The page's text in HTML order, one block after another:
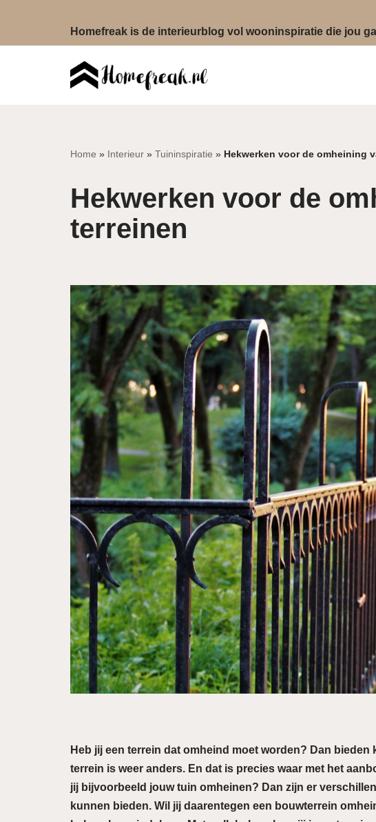
Homefreak is de interieurblog vol wooninspiratie die jou
Home » Interieur » Tuininspiratie » Hekwerken voor de omheining
Hekwerken voor de
terreinen
Heb jij een terrein dat omheind moet worden? Dan
terrein is weer anders. En dat is precies waar met het
jij bijvoorbeeld jouw tuin omheinen? Dan zijn er
kunnen bieden. Wil jij daarentegen een bouwterrein